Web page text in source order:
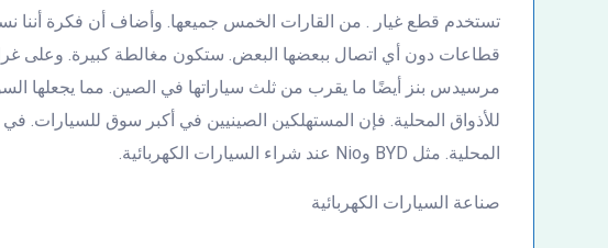
تستخدم قطع غيار . من القارات الخمس جميعها. وأضاف أن فكرة أننا
قطاعات دون أي اتصال ببعضها البعض. ستكون مغالطة كبيرة. وعلى
مرسيدس بنز أيضًا ما يقرب من ثلث سياراتها في الصين. مما يجعلها
للأذواق المحلية. فإن المستهلكين الصينيين في أكبر سوق للسيارات.
المحلية. مثل BYD وNio عند شراء السيارات الكهربائية.
صناعة السيارات الكهربائية